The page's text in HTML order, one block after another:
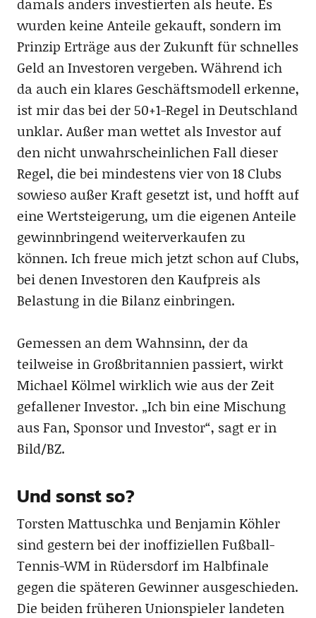
damals anders investierten als heute. Es
wurden keine Anteile gekauft, sondern im
Prinzip Erträge aus der Zukunft für schnelles
Geld an Investoren vergeben. Während ich
da auch ein klares Geschäftsmodell erkenne,
ist mir das bei der 50+1-Regel in Deutschland
unklar. Außer man wettet als Investor auf
den nicht unwahrscheinlichen Fall dieser
Regel, die bei mindestens vier von 18 Clubs
sowieso außer Kraft gesetzt ist, und hofft auf
eine Wertsteigerung, um die eigenen Anteile
gewinnbringend weiterverkaufen zu
können. Ich freue mich jetzt schon auf Clubs,
bei denen Investoren den Kaufpreis als
Belastung in die Bilanz einbringen.
Gemessen an dem Wahnsinn, der da
teilweise in Großbritannien passiert, wirkt
Michael Kölmel wirklich wie aus der Zeit
gefallener Investor. „Ich bin eine Mischung
aus Fan, Sponsor und Investor“, sagt er in
Bild/BZ.
Und sonst so?
Torsten Mattuschka und Benjamin Köhler
sind gestern bei der inoffiziellen Fußball-
Tennis-WM in Rüdersdorf im Halbfinale
gegen die späteren Gewinner ausgeschieden.
Die beiden früheren Unionspieler landeten